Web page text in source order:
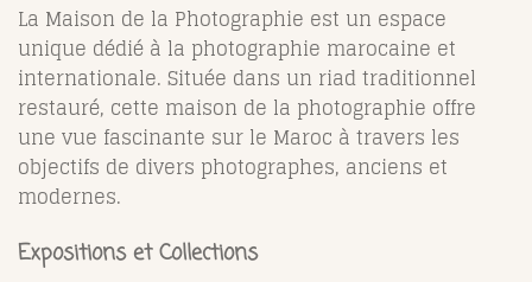
La Maison de la Photographie est un espace
unique dédié à la photographie marocaine et
internationale. Située dans un riad traditionnel
restauré, cette maison de la photographie offre
une vue fascinante sur le Maroc à travers les
objectifs de divers photographes, anciens et
modernes.
Expositions et Collections